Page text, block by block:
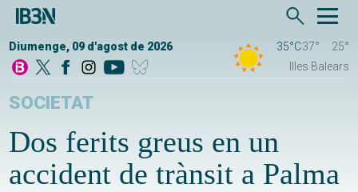
Diumenge, 09 d'agost de 2026 35°C37°
25°
Illes Balears
SOCIETAT
Dos ferits greus en un
accident de trànsit a Palma